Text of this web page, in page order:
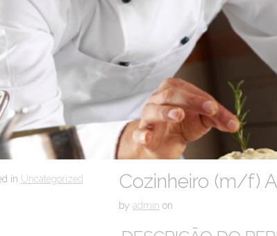
in Uncategorized Cozinheiro (m/f)
by admin on